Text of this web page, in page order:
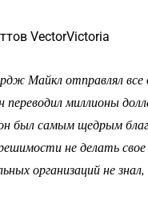
VectorVictoria
Майкл отправлял все
переводил миллионы
был самым щедрым
не делать
организаций не